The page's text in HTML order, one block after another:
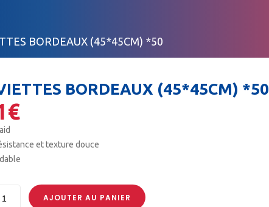
BORDEAUX (45*45CM) *50
BORDEAUX (45*45CM) *50
€
et texture douce
AJOUTER AU PANIER